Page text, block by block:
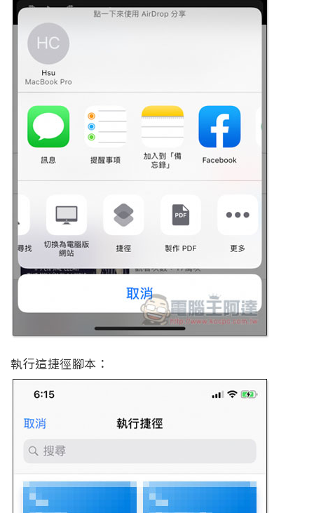
執行這捷徑腳本：